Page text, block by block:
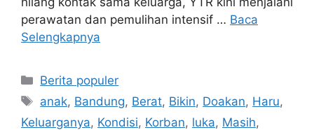
perawatan dan pemulihan intensif … Baca
Selengkapnya
Kategori
Berita populer
Tag
anak, Bandung, Berat, Bikin, Doakan, Haru,
Keluarganya, Kondisi, Korban, luka, Masih,